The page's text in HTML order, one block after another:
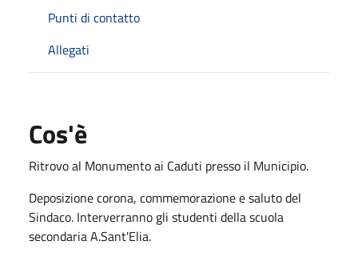
Punti di contatto
Allegati
Cos'è
Ritrovo al Monumento ai Caduti presso il Municipio.
Deposizione corona, commemorazione e saluto del
Sindaco. Interverranno gli studenti della scuola
secondaria A.Sant'Elia.